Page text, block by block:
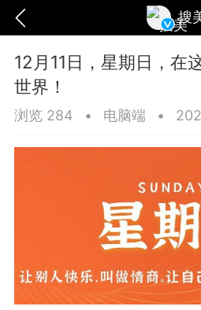
搜
卡卡动能素
12月11日，星期日，在
世界！
浏览 284 • 电脑端 •